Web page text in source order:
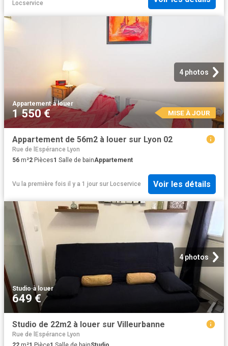
Locservice
4 photos
Appartement·à louer
1 550 € MISE À JOUR
Appartement de 56m2 à louer sur Lyon 02
Rue de lEspérance Lyon
56 m²2 Pièces1 Salle de bainAppartement
Vu la première fois il y a 1 jour sur Locservice Voir les détails
4 photos
Studio·à louer
649 €
Studio de 22m2 à louer sur Villeurbanne
Rue de lEspérance Lyon